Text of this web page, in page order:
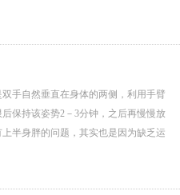
手自然垂直在身体的两侧，利用手臂
保持该姿势2－3分钟，之后再慢慢放
半身胖的问题，其实也是因为缺乏运